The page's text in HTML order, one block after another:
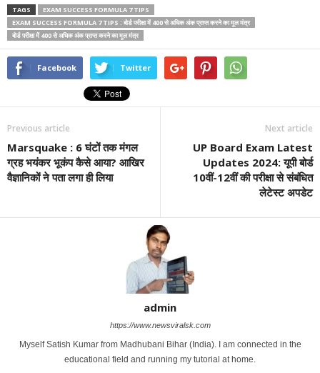
TAGS
EXAM SUCCESS FORMULA 7 TIPS
EXAM SUCCESS FORMULA 7 TIPS : बोर्ड परीक्षा में 400 से अधिक अंक प्राप्त करने का मूल मंत्र
बोर्ड परीक्षा में 400 से अधिक अंक प्राप्त करने का मूल मंत्र
Facebook Twitter
Previous article
Marsquake : 6 घंटों तक मंगल
ग्रह भयंकर भूकंप कैसे आया? आखिर
वैज्ञानिकों ने पता लगा ही लिया
Next article
UP Board Exam Latest
Updates 2024: यूपी बोर्ड
10वीं-12वीं की परीक्षा से संबंधित
लेटेस्ट अपडेट
admin
https://www.newsviralsk.com
Myself Satish Kumar from Madhubani Bihar (India). I am connected in the
educational field and running my tutorial at home.